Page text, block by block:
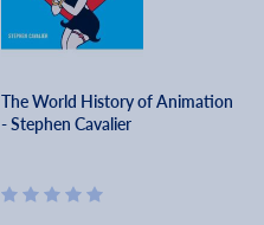
The World History of Animation
- Stephen Cavalier